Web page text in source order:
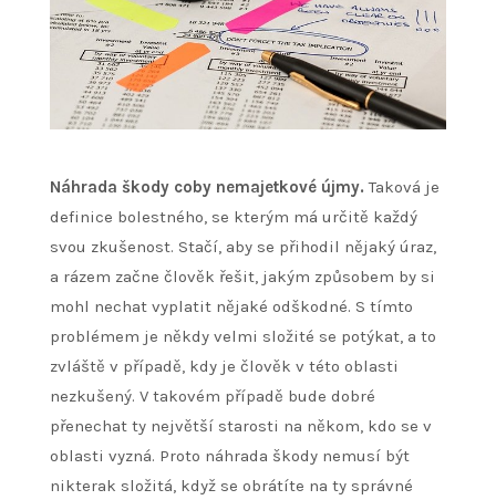
Náhrada škody coby nemajetkové újmy. Taková je
definice bolestného, se kterým má určitě každý
svou zkušenost. Stačí, aby se přihodil nějaký úraz,
a rázem začne člověk řešit, jakým způsobem by si
mohl nechat vyplatit nějaké odškodné. S tímto
problémem je někdy velmi složité se potýkat, a to
zvláště v případě, kdy je člověk v této oblasti
nezkušený. V takovém případě bude dobré
přenechat ty největší starosti na někom, kdo se v
oblasti vyzná. Proto náhrada škody nemusí být
nikterak složitá, když se obrátíte na ty správné